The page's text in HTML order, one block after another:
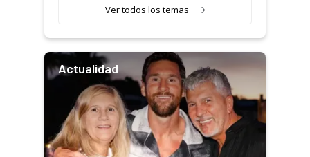
Ver todos los temas
Actualidad